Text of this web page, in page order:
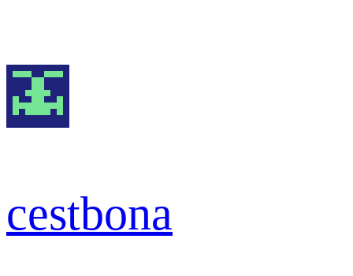
cestbona